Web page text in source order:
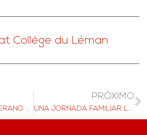
Collège du Léman
¿LISTO PARA UN VERANO DE DIVERSIÓN EN SUIZA? ¡ÚNETE A NUESTRO CURSO DE VERANO!
PRÓXIMO
UNA JORNADA FAMILIAR LLENA DE DIVERSIÓN EN LA JORNADA DE PUERTAS ABIERTAS DEL INSTITUT MONTANA